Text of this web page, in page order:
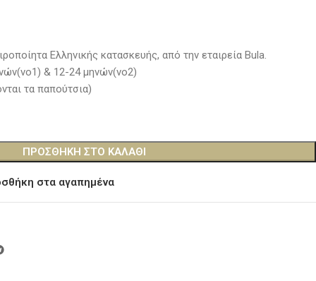
Ελληνικής κατασκευής, από την εταιρεία Bula.
& 12-24 μηνών(νο2)
τα παπούτσια)
ΠΡΟΣΘΉΚΗ ΣΤΟ ΚΑΛΆΘΙ
στα αγαπημένα